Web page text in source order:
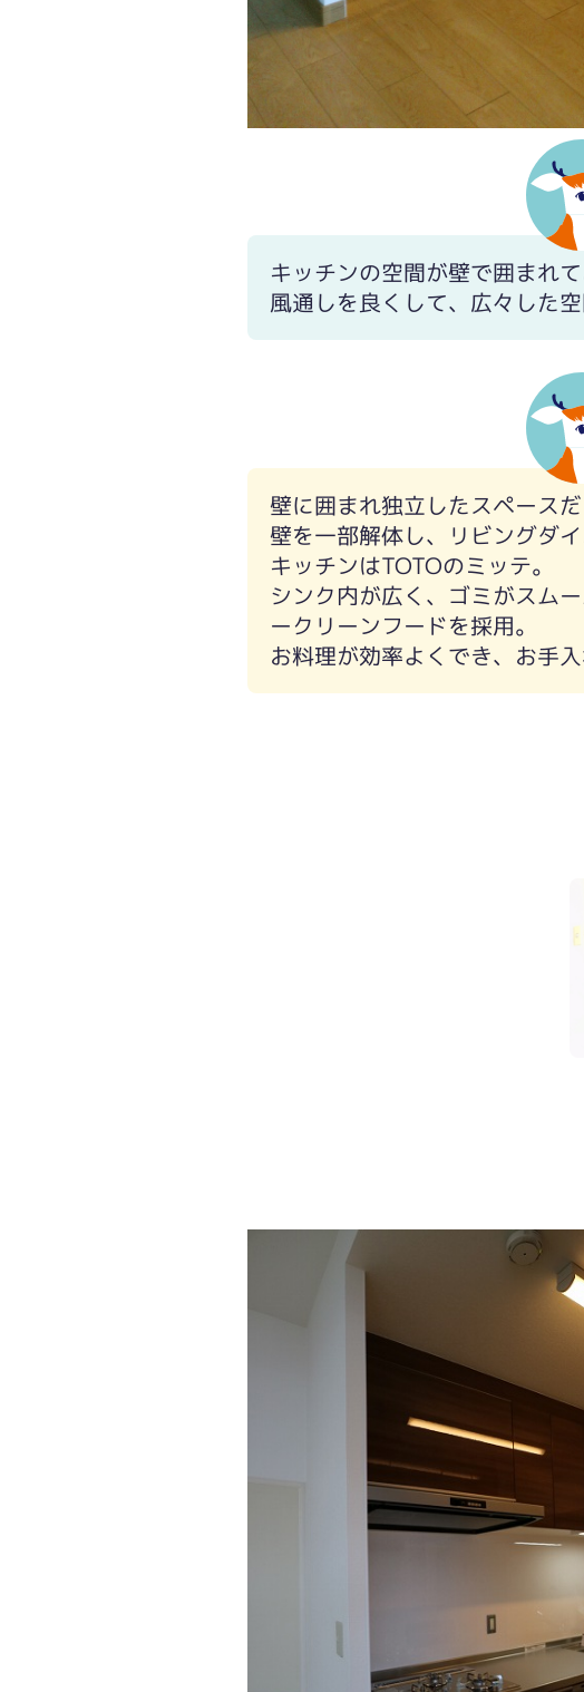
キッチンの空間が壁で囲まれ
風通しを良くして、広々した
壁に囲まれ独立したスペースだ
壁を一部解体し、リビングダ
キッチンはTOTOのミッテ。
シンク内が広く、ゴミがスム
ークリーンフードを採用。
お料理が効率よくでき、お手